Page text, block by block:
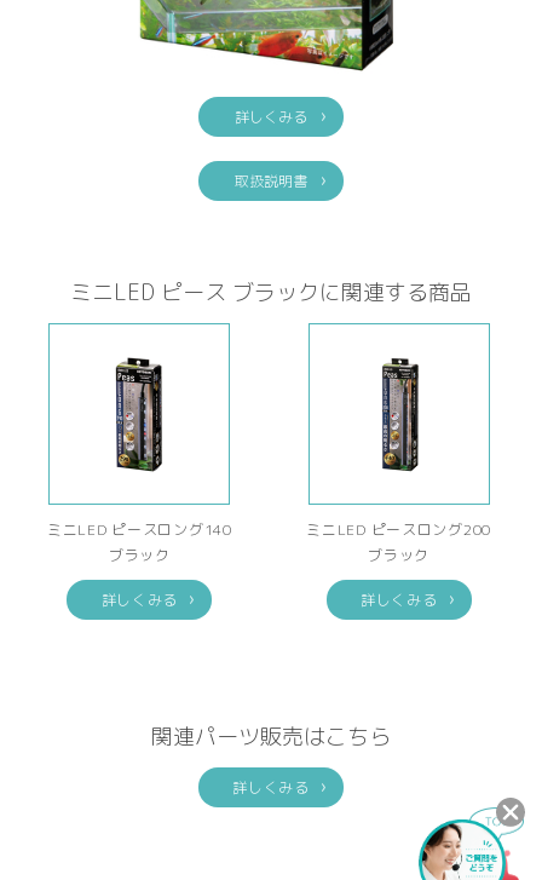
詳しくみる
取扱説明書
ミニLED ピース ブラックに関連する商品
ミニLED ピースロング140
ブラック
詳しくみる
ミニLED ピースロング200
ブラック
詳しくみる
関連パーツ販売はこちら
詳しくみる